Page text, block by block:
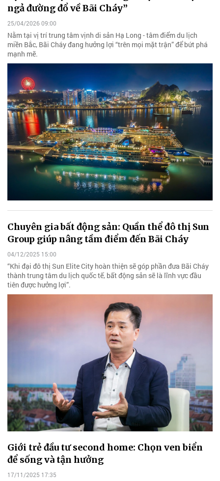
ngả đường đổ về Bãi Cháy”
25/04/2026 09:00
Nằm tại vị trí trung tâm vịnh di sản Hạ Long - tâm điểm du lịch
miền Bắc, Bãi Cháy đang hưởng lợi “trên mọi mặt trận” để bứt phá
mạnh mẽ.
Chuyên gia bất động sản: Quần thể đô thị Sun
Group giúp nâng tầm điểm đến Bãi Cháy
04/12/2025 15:00
“Khi đại đô thị Sun Elite City hoàn thiện sẽ góp phần đưa Bãi Cháy
thành trung tâm du lịch quốc tế, bất động sản sẽ là lĩnh vực đầu
tiên được hưởng lợi”.
Giới trẻ đầu tư second home: Chọn ven biển
để sống và tận hưởng
17/11/2025 17:35